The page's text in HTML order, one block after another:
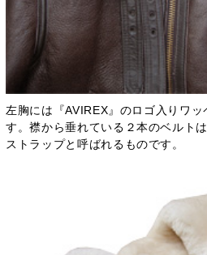
左胸には『AVIREX』のロゴ入りワ
す。襟から垂れている２本のベルト
ストラップと呼ばれるものです。